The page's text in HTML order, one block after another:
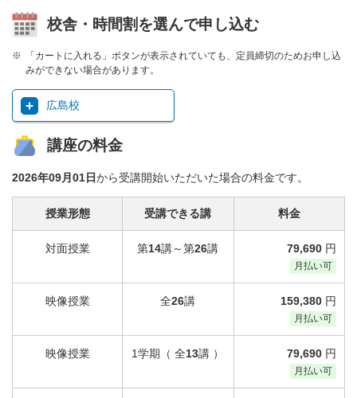
校舎・時間割を選んで申し込む
「カートに入れる」ボタンが表示されていても、定員締切のためお申し込
みができない場合があります。
広島校
講座の料金
2026年09月01日から受講開始いただいた場合の料金です。
授業形態
対面授業
映像授業
映像授業
受講できる講
第14講～第26講
全26講
1学期（ 全13講 ）
料金
79,690 円
月払い可
159,380 円
月払い可
79,690 円
月払い可